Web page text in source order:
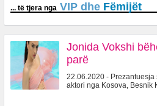
... të tjera nga VIP dhe Fëmijët
Jonida Vokshi
parë
22.06.2020 -
aktori nga Kosova, Besnik